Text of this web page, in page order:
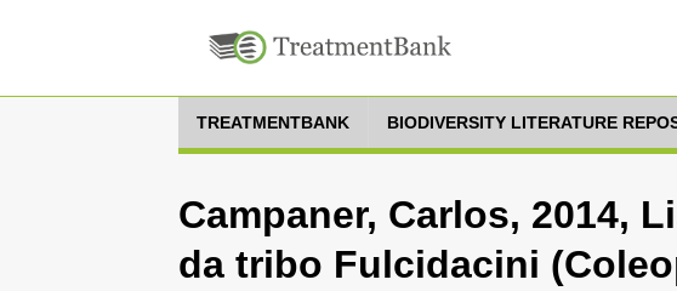
TREATMENTBANK BIODIVERSITY LITERATURE
Campaner, Carlos, 2014,
da tribo Fulcidacini